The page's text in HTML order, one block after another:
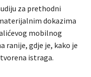
za prethodni
dokazima
mobilnog
ranije, gdje je, kako je
istraga.